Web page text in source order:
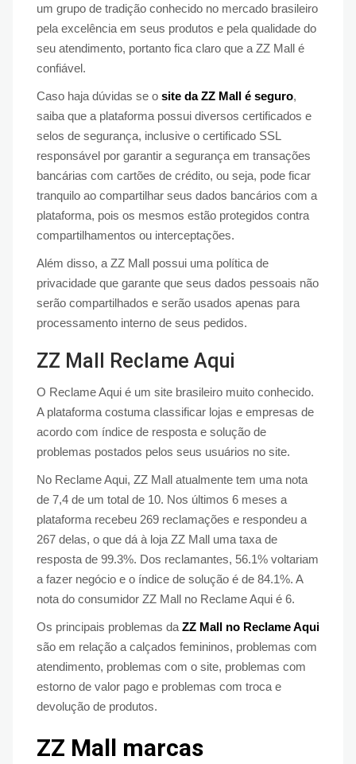
um grupo de tradição conhecido no mercado brasileiro
pela excelência em seus produtos e pela qualidade do
seu atendimento, portanto fica claro que a ZZ Mall é
confiável.
Caso haja dúvidas se o site da ZZ Mall é seguro,
saiba que a plataforma possui diversos certificados e
selos de segurança, inclusive o certificado SSL
responsável por garantir a segurança em transações
bancárias com cartões de crédito, ou seja, pode ficar
tranquilo ao compartilhar seus dados bancários com a
plataforma, pois os mesmos estão protegidos contra
compartilhamentos ou interceptações.
Além disso, a ZZ Mall possui uma política de
privacidade que garante que seus dados pessoais não
serão compartilhados e serão usados apenas para
processamento interno de seus pedidos.
ZZ Mall Reclame Aqui
O Reclame Aqui é um site brasileiro muito conhecido.
A plataforma costuma classificar lojas e empresas de
acordo com índice de resposta e solução de
problemas postados pelos seus usuários no site.
No Reclame Aqui, ZZ Mall atualmente tem uma nota
de 7,4 de um total de 10. Nos últimos 6 meses a
plataforma recebeu 269 reclamações e respondeu a
267 delas, o que dá à loja ZZ Mall uma taxa de
resposta de 99.3%. Dos reclamantes, 56.1% voltariam
a fazer negócio e o índice de solução é de 84.1%. A
nota do consumidor ZZ Mall no Reclame Aqui é 6.
Os principais problemas da ZZ Mall no Reclame Aqui
são em relação a calçados femininos, problemas com
atendimento, problemas com o site, problemas com
estorno de valor pago e problemas com troca e
devolução de produtos.
ZZ Mall marcas